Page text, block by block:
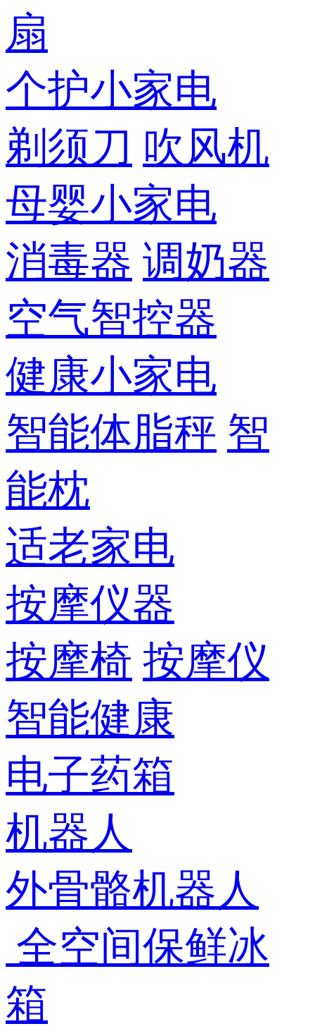
扇
个护小家电
剃须刀 吹风机
母婴小家电
消毒器 调奶器
空气智控器
健康小家电
智能体脂秤 智
能枕
适老家电
按摩仪器
按摩椅 按摩仪
智能健康
电子药箱
机器人
外骨骼机器人
全空间保鲜冰
箱